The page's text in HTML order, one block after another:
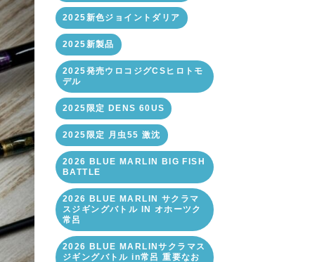
2025新色ジョイントダリア
2025新製品
2025発売ウロコジグCSヒロトモ
デル
2025限定 DENS 60US
2025限定 月虫55 激沈
2026 BLUE MARLIN BIG FISH
BATTLE
2026 BLUE MARLIN サクラマ
スジギングバトル IN オホーツク
常呂
2026 BLUE MARLINサクラマス
ジギングバトル in常呂 重要なお